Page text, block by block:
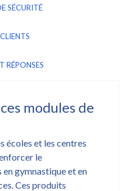
SÉCURITÉ
RÉPONSES
modules de
écoles et les centres
le
gymnastique et en
Ces produits